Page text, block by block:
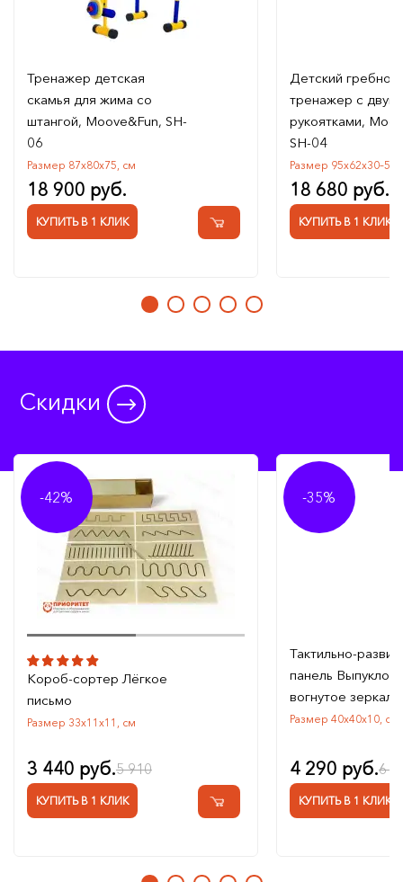
Тренажер детская
скамья для жима со
штангой, Moove&Fun, SH-
06
Размер 87х80х75, см
18 900 руб.
КУПИТЬ В 1 КЛИК
Детский гребной
тренажер с
рукоятками,
SH-04
Размер 95х62х30–56,
18 680 руб.
КУПИТЬ В 1 КЛИК
Скидки
-42%
Короб-сортер Лёгкое
письмо
Размер 33х11х11, см
3 440 руб.5 910
КУПИТЬ В 1 КЛИК
-35%
Тактильно-
панель Выпуклое
вогнутое зеркало
Размер 40х40х10, см
4 290 руб.6
КУПИТЬ В 1 КЛИК